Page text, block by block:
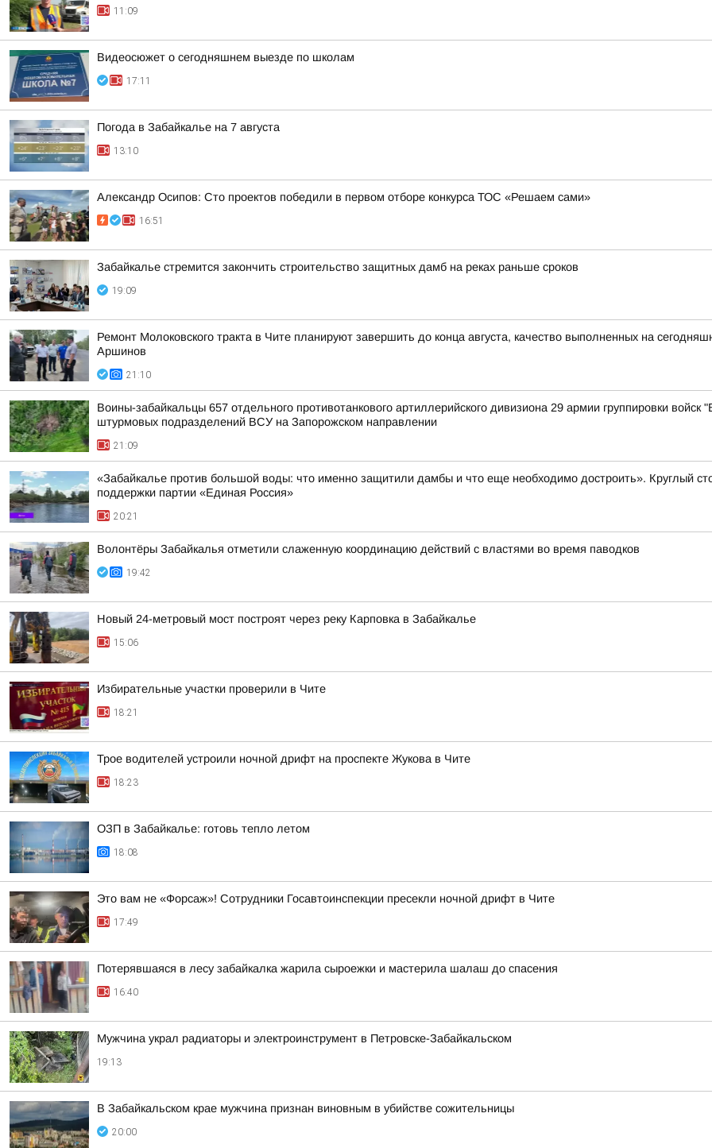
11:09
Видеосюжет о сегодняшнем выезде по школам
17:11
Погода в Забайкалье на 7 августа
13:10
Александр Осипов: Сто проектов победили в первом отборе конкурса ТОС «Решаем сами»
16:51
Забайкалье стремится закончить строительство защитных дамб на реках раньше сроков
19:09
Ремонт Молоковского тракта в Чите планируют завершить до конца августа, качество выполненных на
Аршинов
21:10
Воины-забайкальцы 657 отдельного противотанкового артиллерийского дивизиона 29 армии группировки
штурмовых подразделений ВСУ на Запорожском направлении
21:09
«Забайкалье против большой воды: что именно защитили дамбы и что еще необходимо достроить». Круглый
поддержки партии «Единая Россия»
20:21
Волонтёры Забайкалья отметили слаженную координацию действий с властями во время паводков
19:42
Новый 24-метровый мост построят через реку Карповка в Забайкалье
15:06
Избирательные участки проверили в Чите
18:21
Трое водителей устроили ночной дрифт на проспекте Жукова в Чите
18:23
ОЗП в Забайкалье: готовь тепло летом
18:08
Это вам не «Форсаж»! Сотрудники Госавтоинспекции пресекли ночной дрифт в Чите
17:49
Потерявшаяся в лесу забайкалка жарила сыроежки и мастерила шалаш до спасения
16:40
Мужчина украл радиаторы и электроинструмент в Петровске-Забайкальском
19:13
В Забайкальском крае мужчина признан виновным в убийстве сожительницы
20:00